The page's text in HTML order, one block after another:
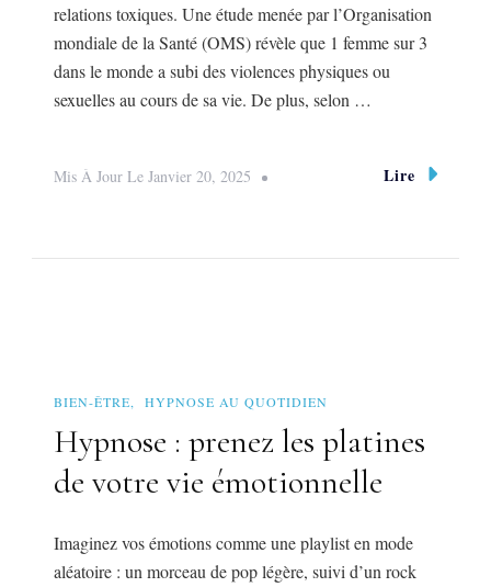
relations toxiques. Une étude menée par l’Organisation
mondiale de la Santé (OMS) révèle que 1 femme sur 3
dans le monde a subi des violences physiques ou
sexuelles au cours de sa vie. De plus, selon …
Mis À Jour Le Janvier 20, 2025 Lire
BIEN-ÊTRE HYPNOSE AU QUOTIDIEN
Hypnose : prenez les platines
de votre vie émotionnelle
Imaginez vos émotions comme une playlist en mode
aléatoire : un morceau de pop légère, suivi d’un rock